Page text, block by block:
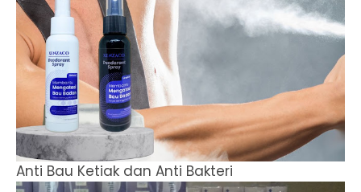
Anti Bau Ketiak dan Anti Bakteri